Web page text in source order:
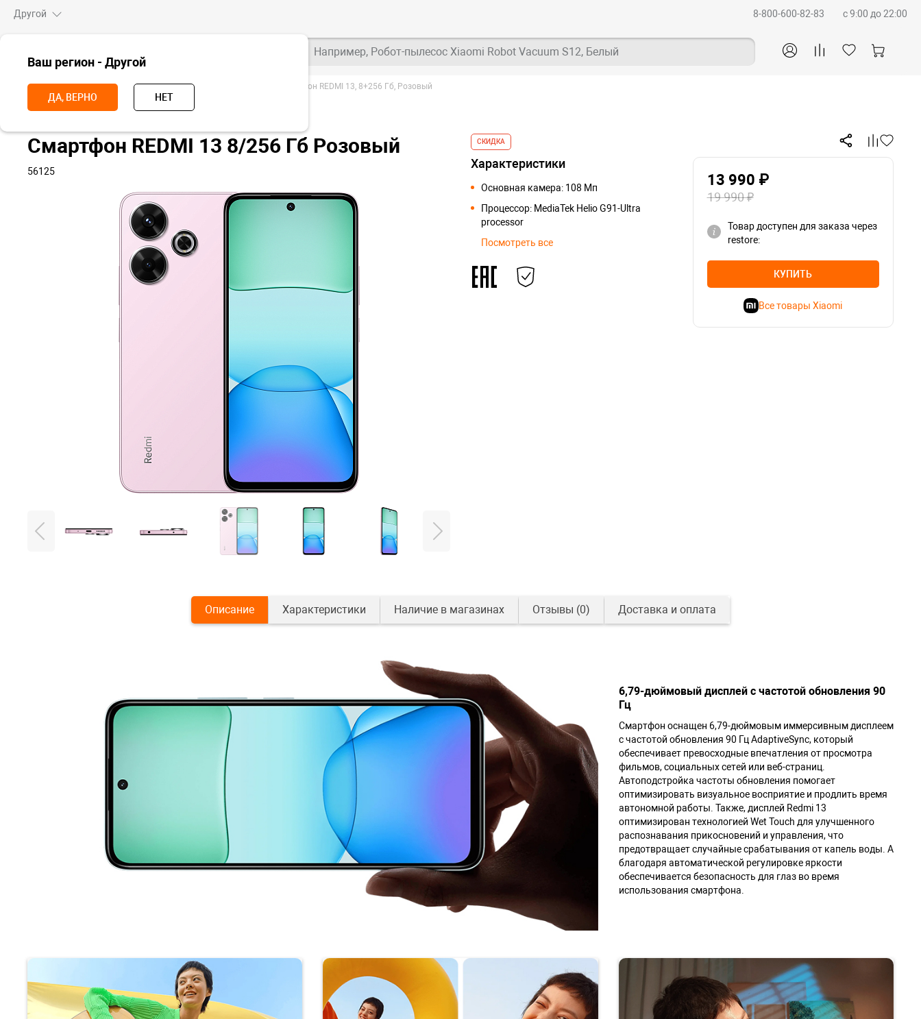
Другой
Ваш регион - Другой
ДА, ВЕРНО НЕТ
8-800-600-82-83 c 9:00 до 22:00
Например, Робот-пылесос Xiaomi Robot Vacuum S12, Белый
Главная Смартфоны Redmi Redmi 13 Смартфон REDMI 13, 8+256 Гб, Розовый
Смартфон REDMI 13 8/256 Гб Розовый
56125
СКИДКА
Характеристики
Основная камера: 108 Мп
Процессор: MediaTek Helio G91-Ultra
processor
Посмотреть все
13 990 ₽
19 990 ₽
Товар доступен для заказа через
restore:
КУПИТЬ
Все товары Xiaomi
Описание Характеристики Наличие в магазинах Отзывы (0) Доставка и оплата
6,79-дюймовый дисплей с частотой обновления 90
Гц
Смартфон оснащен 6,79-дюймовым иммерсивным дисплеем
с частотой обновления 90 Гц AdaptiveSync, который
обеспечивает превосходные впечатления от просмотра
фильмов, социальных сетей или веб-страниц.
Автоподстройка частоты обновления помогает
оптимизировать визуальное восприятие и продлить время
автономной работы. Также, дисплей Redmi 13
оптимизирован технологией Wet Touch для улучшенного
распознавания прикосновений и управления, что
предотвращает случайные срабатывания от капель воды. А
благодаря автоматической регулировке яркости
обеспечивается безопасность для глаз во время
использования смартфона.